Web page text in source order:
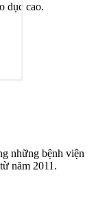
dục cao.
những bệnh viện
năm 2011.